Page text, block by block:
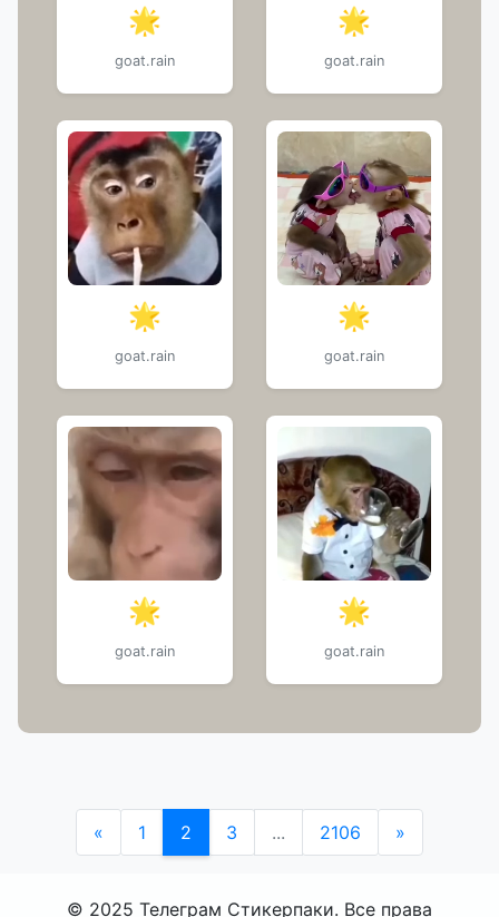
🌟
goat.rain
🌟
goat.rain
🌟
goat.rain
🌟
goat.rain
🌟
goat.rain
🌟
goat.rain
« 1 2 3 ... 2106 »
© 2025 Телеграм Стикерпаки. Все права